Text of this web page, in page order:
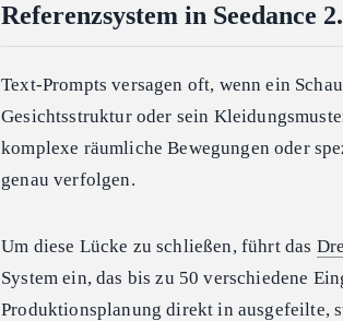
Referenzsystem in Seedance
Text-Prompts versagen oft, wenn ein
Gesichtsstruktur oder sein
komplexe räumliche Bewegungen oder
genau verfolgen.
Um diese Lücke zu schließen, führt das
System ein, das bis zu 50 verschiedene
Produktionsplanung direkt in ausgefeilte,